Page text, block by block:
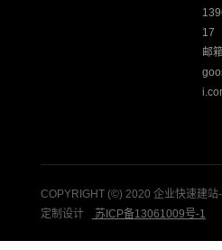
17
邮箱
COPYRIGHT (©) 2020 企业快速建
定制设计
苏ICP备13061009号-1